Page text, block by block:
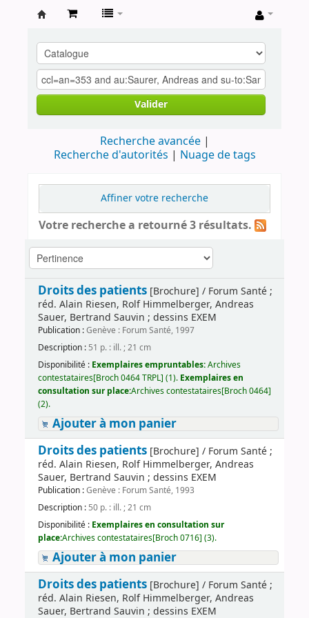
contestataires
Valider
Recherche avancée
Recherche d'autorités
Nuage de tags
Affiner votre recherche
Votre recherche a retourné 3 résultats.
Droits des patients[Brochure] / Forum Santé ;
réd. Alain Riesen, Rolf Himmelberger, Andreas
Sauer, Bertrand Sauvin ; dessins EXEM
Publication :Genève : Forum Santé, 1997
Description : 51 p. : ill. ; 21 cm
Disponibilité : Exemplaires empruntables:Archives
contestataires[Broch 0464 TRPL] (1). Exemplaires en
consultation sur place:Archives contestataires[Broch 0464]
(2).
Ajouter à mon panier
Droits des patients[Brochure] / Forum Santé ;
réd. Alain Riesen, Rolf Himmelberger, Andreas
Sauer, Bertrand Sauvin ; dessins EXEM
Publication :Genève : Forum Santé, 1993
Description : 50 p. : ill. ; 21 cm
Disponibilité : Exemplaires en consultation sur
place:Archives contestataires[Broch 0716] (3).
Ajouter à mon panier
Droits des patients[Brochure] / Forum Santé ;
réd. Alain Riesen, Rolf Himmelberger, Andreas
Sauer, Bertrand Sauvin ; dessins EXEM